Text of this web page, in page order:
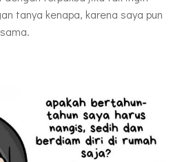
tanya kenapa, karena saya pun